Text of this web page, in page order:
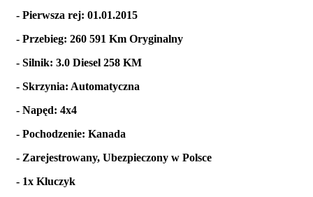
- Pierwsza rej: 01.01.2015
- Przebieg: 260 591 Km Oryginalny
- Silnik: 3.0 Diesel 258 KM
- Skrzynia: Automatyczna
- Napęd: 4x4
- Pochodzenie: Kanada
- Zarejestrowany, Ubezpieczony w Polsce
- 1x Kluczyk